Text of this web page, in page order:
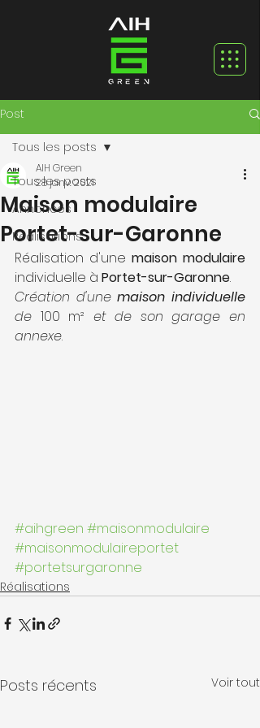
Post
Tous les posts
Annonces
Réalisations
Tous les posts
Maison modulaire
Portet-sur-Garonne
AIH Green
28 janv. 2021
Réalisation d'une maison modulaire
individuelle à Portet-sur-Garonne.
Création d'une maison individuelle
de 100 m² et de son garage en
annexe.
#aihgreen #maisonmodulaire
#maisonmodulaireportet
#portetsurgaronne
Réalisations
Posts récents Voir tout